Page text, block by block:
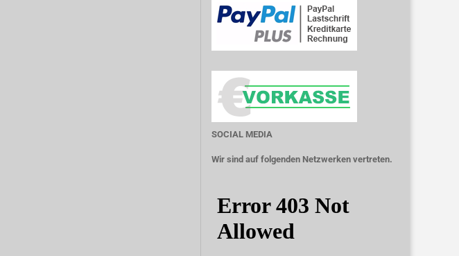
SOCIAL MEDIA
Wir sind auf folgenden Netzwerken vertreten.